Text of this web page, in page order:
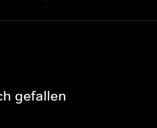
gefallen